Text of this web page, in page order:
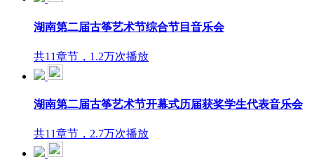
湖南第二届古筝艺术节综合节目音乐会
共11章节，1.2万次播放
湖南第二届古筝艺术节开幕式历届获奖学生代表音乐会
共11章节，2.7万次播放